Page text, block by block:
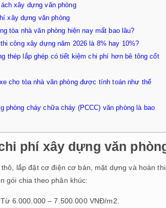
xây dựng văn phòng
xây dựng văn phòng
tòa nhà văn phòng hiện nay mất bao lâu?
công xây dựng năm 2026 là 8% hay 10%?
thép lắp ghép có tiết kiệm chi phí hơn bê tông cốt
cho tòa nhà văn phòng được tính toán như thế
phòng cháy chữa cháy (PCCC) văn phòng là bao
phí xây dựng văn
lắp đặt cơ điện cơ bản, mặt dựng và hoàn
gói chia theo phân khúc:
6.000.000 – 7.500.000 VNĐ/m2.